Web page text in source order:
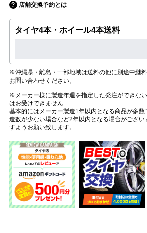
店舗交換予約とは
タイヤ4本・ホイール4本送料
※沖縄県・離島・一部地域は送料の他に別途中継
お問い合わせください。
※メーカー様に製造年週を指定した発注ができな
はお受けできません
基本的にはメーカー製造1年以内となる商品が多
造数が少ない場合など2年以内となる場合がござい
すようお願い致します。